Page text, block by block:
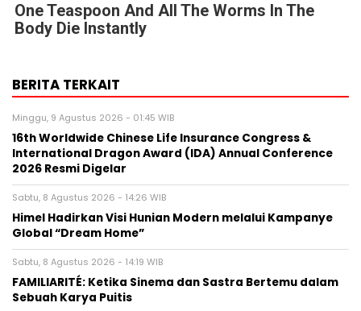
One Teaspoon And All The Worms In The
Body Die Instantly
BERITA TERKAIT
Minggu, 9 Agustus 2026 - 01:45 WIB
16th Worldwide Chinese Life Insurance Congress &
International Dragon Award (IDA) Annual Conference
2026 Resmi Digelar
Sabtu, 8 Agustus 2026 - 14:26 WIB
Himel Hadirkan Visi Hunian Modern melalui Kampanye
Global “Dream Home”
Sabtu, 8 Agustus 2026 - 14:19 WIB
FAMILIARITÉ: Ketika Sinema dan Sastra Bertemu dalam
Sebuah Karya Puitis